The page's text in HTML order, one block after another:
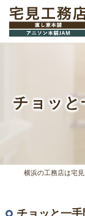
チョッと